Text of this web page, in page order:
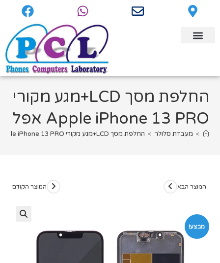
החלפת מסך LCD+מגע מקורי
Apple iPhone 13 PRO אפל
> מעבדת סלולר > החלפת מסך LCD+מגע מקורי Apple iPhone 13 PRO אפל
מבצע!
המוצר הקודם המוצר הבא